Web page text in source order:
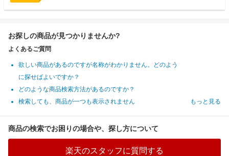
お探しの商品が見つかりませんか?
よくあるご質問
欲しい商品があるのですが名称がわかりません。どのよう
に探せばよいですか？
どのような商品検索方法があるのですか？
検索しても、商品が一つも表示されません
もっと見る
商品の検索でお困りの場合や、探し方について
楽天のスタッフに質問する